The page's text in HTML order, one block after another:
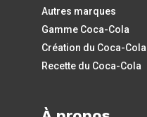
Autres marques
Gamme Coca-Cola
Création du Coca-Cola
Recette du Coca-Cola